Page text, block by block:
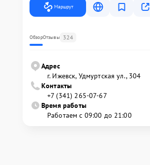
Маршрут
ОбзорОтзывы 324
Адрес
г. Ижевск, Удмуртская ул., 304
Контакты
+7 (341) 265-07-67
Время работы
Работаем с 09:00 до 21:00